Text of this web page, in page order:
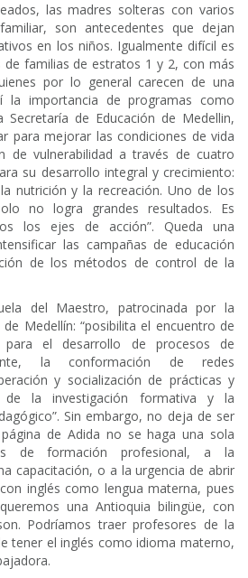
las madres solteras con varios
son antecedentes que dejan
en los niños. Igualmente difícil es
familias de estratos 1 y 2, con más
por lo general carecen de una
la importancia de programas como
Secretaría de Educación de Medellin,
para mejorar las condiciones de vida
de vulnerabilidad a través de cuatro
su desarrollo integral y crecimiento:
nutrición y la recreación. Uno de los
no logra grandes resultados. Es
los ejes de acción”. Queda una
las campañas de educación
de los métodos de control de la
del Maestro, patrocinada por la
Medellín: “posibilita el encuentro de
para el desarrollo de procesos de
la conformación de redes
y socialización de prácticas y
de la investigación formativa y la
Sin embargo, no deja de ser
de Adida no se haga una sola
de formación profesional, a la
capacitación, o a la urgencia de abrir
inglés como lengua materna, pues
una Antioquia bilingüe, con
Podríamos traer profesores de la
tener el inglés como idioma materno,